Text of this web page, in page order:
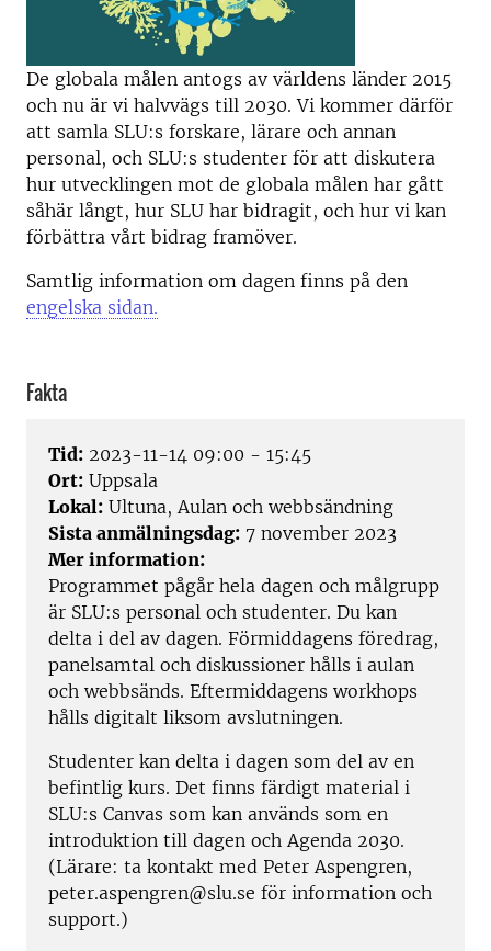
De globala målen antogs av världens länder 2015
och nu är vi halvvägs till 2030. Vi kommer därför
att samla SLU:s forskare, lärare och annan
personal, och SLU:s studenter för att diskutera
hur utvecklingen mot de globala målen har gått
såhär långt, hur SLU har bidragit, och hur vi kan
förbättra vårt bidrag framöver.
Samtlig information om dagen finns på den
engelska sidan.
Fakta
Tid: 2023-11-14 09:00 - 15:45
Ort: Uppsala
Lokal: Ultuna, Aulan och webbsändning
Sista anmälningsdag: 7 november 2023
Mer information:
Programmet pågår hela dagen och målgrupp
är SLU:s personal och studenter. Du kan
delta i del av dagen. Förmiddagens föredrag,
panelsamtal och diskussioner hålls i aulan
och webbsänds. Eftermiddagens workhops
hålls digitalt liksom avslutningen.
Studenter kan delta i dagen som del av en
befintlig kurs. Det finns färdigt material i
SLU:s Canvas som kan används som en
introduktion till dagen och Agenda 2030.
(Lärare: ta kontakt med Peter Aspengren,
peter.aspengren@slu.se för information och
support.)